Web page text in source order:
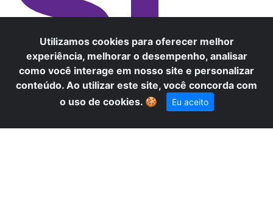
Utilizamos cookies para oferecer melhor
experiência, melhorar o desempenho, analisar
como você interage em nosso site e personalizar
conteúdo. Ao utilizar este site, você concorda com
o uso de cookies. 🍪 Eu aceito
Precisa de ajuda? Fale conosco
pelo WhatsApp!
×